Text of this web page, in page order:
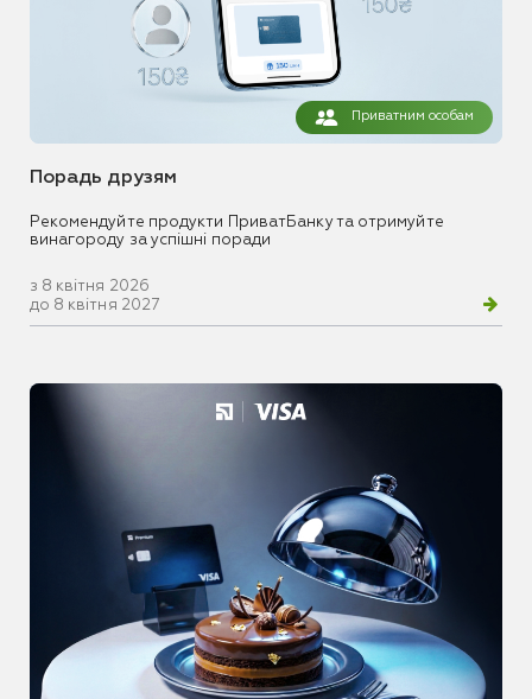
Приватним особам
Порадь друзям
Рекомендуйте продукти ПриватБанку та отримуйте
винагороду за успішні поради
з 8 квітня 2026
до 8 квітня 2027